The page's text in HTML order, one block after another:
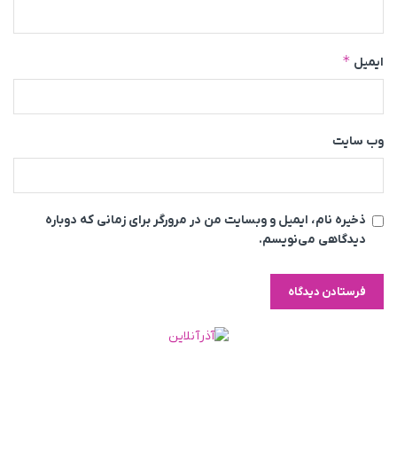
ایمیل *
وب‌ سایت
ذخیره نام، ایمیل و وبسایت من در مرورگر برای زمانی که دوباره
دیدگاهی می‌نویسم.